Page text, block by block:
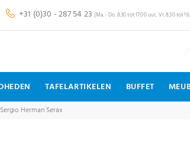
+31 (0)30 - 287 54 23 (Ma. - Do. 8.30 tot 17.00 uur, Vr. 8.30 tot
TAFELARTIKELEN BUFFET
Herman Serax